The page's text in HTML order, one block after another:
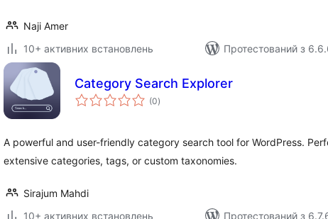
Naji Amer
10+ активних встановлень
Протестований з
Category Search Explorer
(0загальний
рейтинг
)
A powerful and user-friendly category search tool for WordPress.
extensive categories, tags, or custom taxonomies.
Sirajum Mahdi
10+ активних встановлень
Протестований з